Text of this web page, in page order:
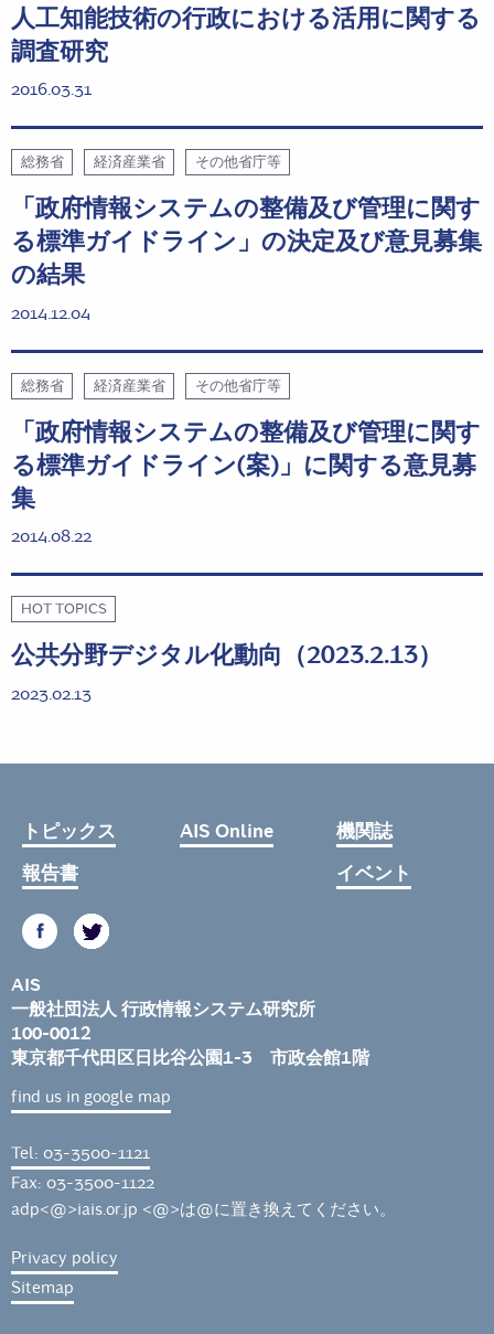
人工知能技術の行政における活用に関する
調査研究
2016.03.31
総務省 経済産業省 その他省庁等
「政府情報システムの整備及び管理に関す
る標準ガイドライン」の決定及び意見募集
の結果
2014.12.04
総務省 経済産業省 その他省庁等
「政府情報システムの整備及び管理に関す
る標準ガイドライン(案)」に関する意見募
集
2014.08.22
HOT TOPICS
公共分野デジタル化動向（2023.2.13）
2023.02.13
トピックス AIS Online
機関誌
報告書
イベント
AIS
一般社団法人 行政情報システム研究所
100-0012
東京都千代田区日比谷公園1-3 市政会館1階
find us in google map
Tel: 03-3500-1121
Fax: 03-3500-1122
adp<@>iais.or.jp <@>は@に置き換えてください。
Privacy policy
Sitemap